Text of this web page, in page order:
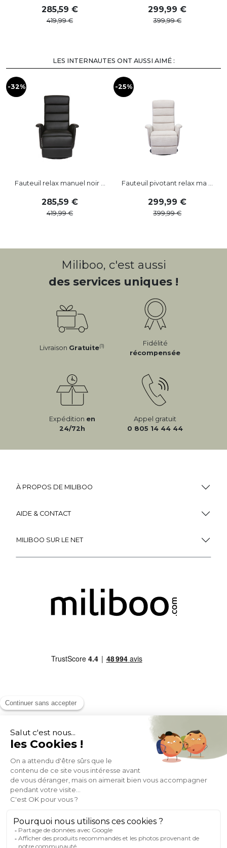
285,59
419,99
299,99
399,99
LES INTERNAUTES ONT AUSSI AIMÉ :
-32%
Fauteuil relax manuel noir ...
285,59
419,99
-25%
Fauteuil pivotant relax ma ...
299,99
399,99
Miliboo, c'est aussi
des services uniques !
Livraison Gratuite(1)
Fidélité
récompensée
Expédition en
24/72h
Appel gratuit
0 805 14 44 44
À PROPOS DE MILIBOO
AIDE & CONTACT
MILIBOO SUR LE NET
MOYENS DE PAIEMENT